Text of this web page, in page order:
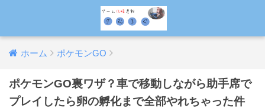
ホーム ポケモンGO
ポケモンGO裏ワザ？車で移動しながら助手席で
プレイしたら卵の孵化まで全部やれちゃった件